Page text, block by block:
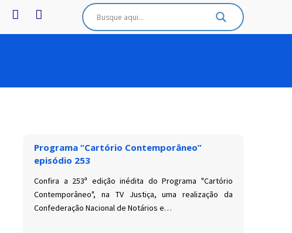
Programa “Cartório Contemporâneo”
episódio 253
Confira a 253ª edição inédita do Programa "Cartório
Contemporâneo", na TV Justiça, uma realização da
Confederação Nacional de Notários e…